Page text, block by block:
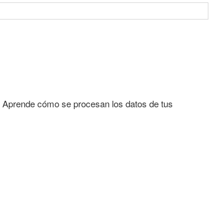
Aprende cómo se procesan los datos de tus